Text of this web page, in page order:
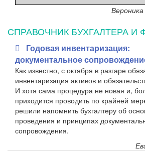
СПРАВОЧНИК БУХГАЛТЕРА И
Годовая инвентаризация:
документальное
Как известно, с октября в разгаре
инвентаризация активов и
И хотя сама процедура не новая и,
приходится проводить по крайней
решили напомнить бухгалтеру об
проведения и принципах
сопровождения.